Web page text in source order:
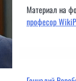
Материал на
професор